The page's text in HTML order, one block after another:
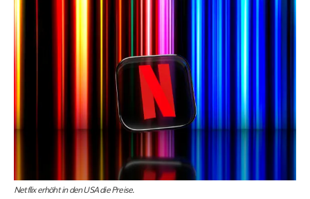
Netflix erhöht in den USA die Preise.